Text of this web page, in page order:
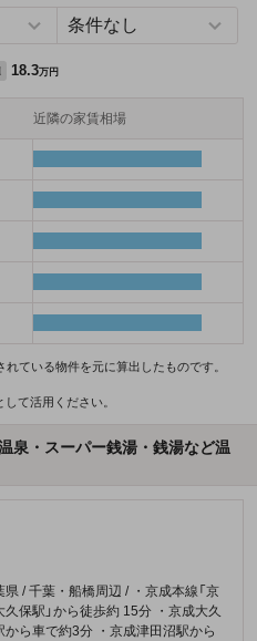
18.3万円
近隣の家賃相場
ている物件を元に算出したものです。
て活用ください。
泉・スーパー銭湯・銭湯など温
県 / 千葉・船橋周辺 / ・京成本線「京
久保駅」から徒歩約 15分 ・京成大久
から車で約3分 ・京成津田沼駅から